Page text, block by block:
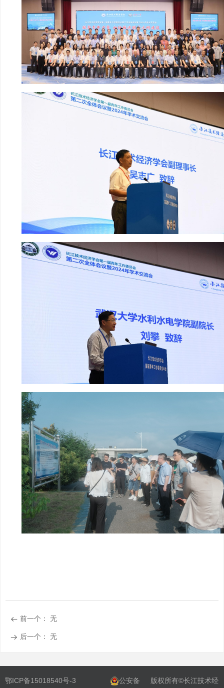
뀷 前一个： 无
뀠 后一个： 无
鄂ICP备15018540号-3 公安备 版权所有©长江技术经